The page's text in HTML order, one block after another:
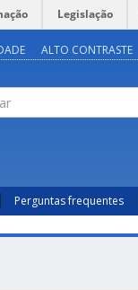
Legislação
ALTO CONTRASTE
Perguntas frequentes